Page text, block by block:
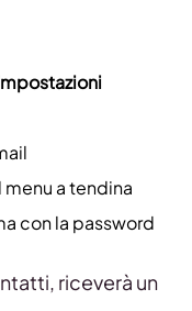
menu a tendina
con la password
riceverà un